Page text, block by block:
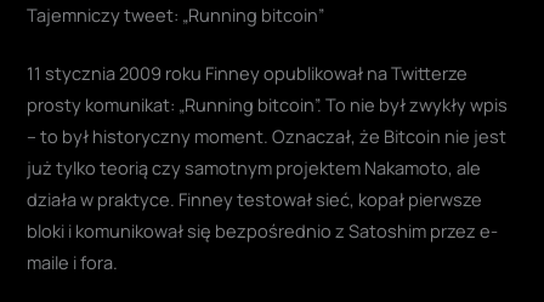
Tajemniczy tweet: „Running bitcoin”
11 stycznia 2009 roku Finney opublikował na Twitterze
prosty komunikat: „Running bitcoin”. To nie był zwykły wpis
– to był historyczny moment. Oznaczał, że Bitcoin nie jest
już tylko teorią czy samotnym projektem Nakamoto, ale
działa w praktyce. Finney testował sieć, kopał pierwsze
bloki i komunikował się bezpośrednio z Satoshim przez e-
maile i fora.